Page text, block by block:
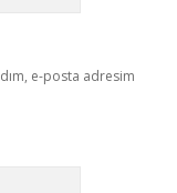
e-posta adresim